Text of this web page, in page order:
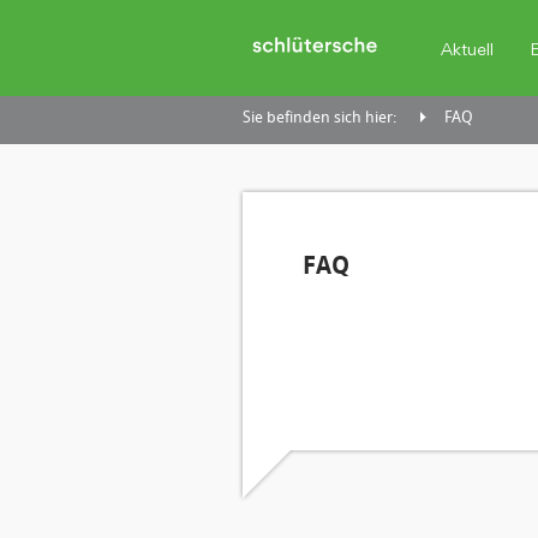
Aktuell
Sie befinden sich hier: FAQ
FAQ